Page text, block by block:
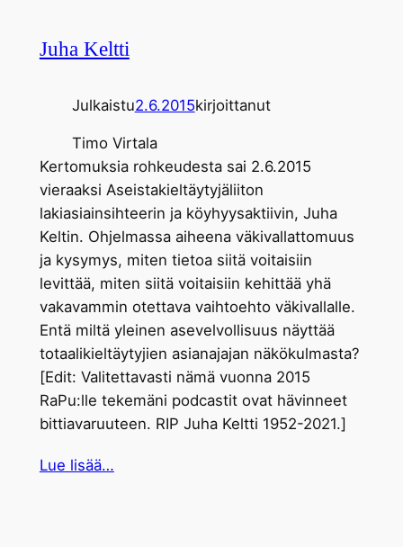
Juha Keltti
Julkaistu2.6.2015kirjoittanut
Timo Virtala
Kertomuksia rohkeudesta sai 2.6.2015
vieraaksi Aseistakieltäytyjäliiton
lakiasiainsihteerin ja köyhyysaktiivin, Juha
Keltin. Ohjelmassa aiheena väkivallattomuus
ja kysymys, miten tietoa siitä voitaisiin
levittää, miten siitä voitaisiin kehittää yhä
vakavammin otettava vaihtoehto väkivallalle.
Entä miltä yleinen asevelvollisuus näyttää
totaalikieltäytyjien asianajajan näkökulmasta?
[Edit: Valitettavasti nämä vuonna 2015
RaPu:lle tekemäni podcastit ovat hävinneet
bittiavaruuteen. RIP Juha Keltti 1952-2021.]
Lue lisää…